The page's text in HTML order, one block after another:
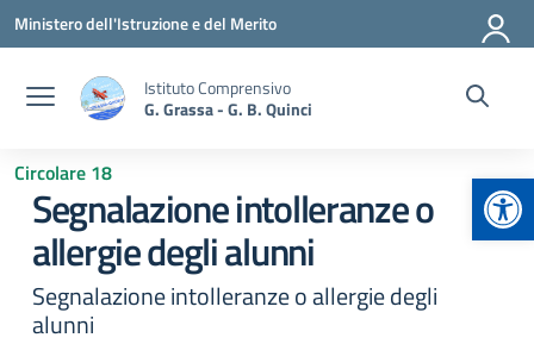
Vai ai contenuti
Vai al menu di navigazione
Vai al footer
Ministero dell'Istruzione e del Merito
Istituto Comprensivo
G. Grassa - G. B. Quinci
Circolare 18
Segnalazione intolleranze o
allergie degli alunni
Segnalazione intolleranze o allergie degli
alunni